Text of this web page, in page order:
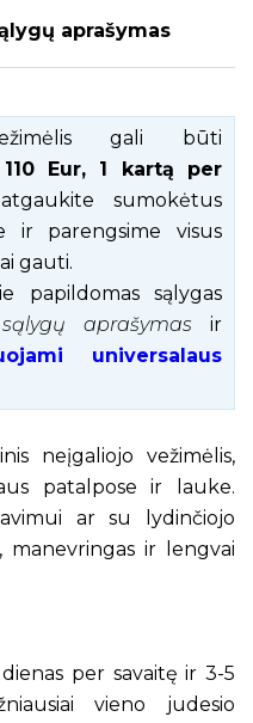
aprašymas
gali būti
Eur, 1 kartą per
sumokėtus
ir parengsime visus
gauti.
papildomas sąlygas
aprašymas ir
universalaus
neįgaliojo vežimėlis,
patalpose ir lauke.
ar su lydinčiojo
manevringas ir lengvai
per savaitę ir 3-5
vieno judesio